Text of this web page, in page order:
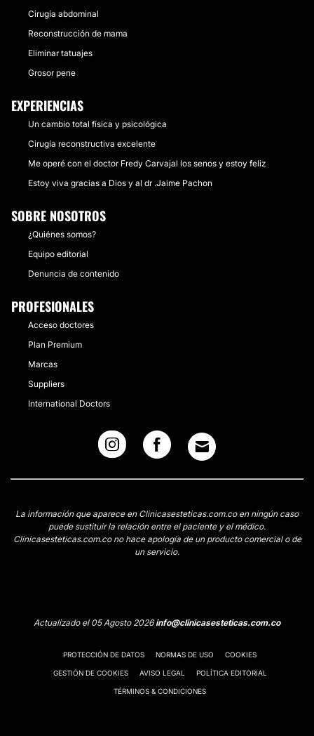
Cirugía abdominal
Reconstrucción de mama
Eliminar tatuajes
Grosor pene
EXPERIENCIAS
Un cambio total física y psicológica
Cirugía reconstructiva excelente
Me operé con el doctor Fredy Carvajal los senos y estoy feliz
Estoy viva gracias a Dios y al dr .Jaime Pachon
SOBRE NOSOTROS
¿Quiénes somos?
Equipo editorial
Denuncia de contenido
PROFESIONALES
Acceso doctores
Plan Premium
Marcas
Suppliers
International Doctors
La información que aparece en Clinicasesteticas.com.co en ningún caso
puede sustituir la relación entre el paciente y el médico.
Clinicasesteticas.com.co no hace apología de un producto comercial o de
un servicio.
Actualizado el 05 Agosto 2026info@clinicasesteticas.com.co
PROTECCIÓN DE DATOS NORMAS DE USO COOKIES
GESTIÓN DE COOKIES AVISO LEGAL POLÍTICA EDITORIAL
TÉRMINOS & CONDICIONES